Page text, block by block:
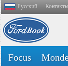
Русский Контакты
Focus